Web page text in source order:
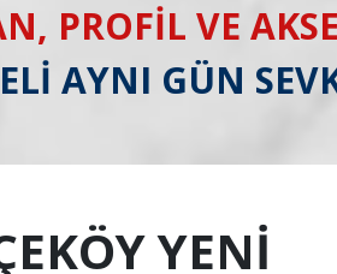
PROFİL VE
AYNI GÜN
YENİ